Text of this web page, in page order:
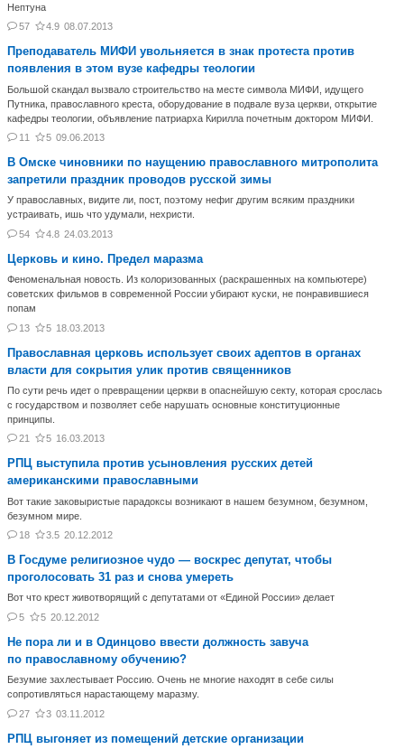
Нептуна
57
4.9 08.07.2013
Преподаватель МИФИ увольняется в знак протеста против
появления в этом вузе кафедры теологии
Большой скандал вызвало строительство на месте символа МИФИ, идущего
Путника, православного креста, оборудование в подвале вуза церкви, открытие
кафедры теологии, объявление патриарха Кирилла почетным доктором МИФИ.
11
5 09.06.2013
В Омске чиновники по наущению православного митрополита
запретили праздник проводов русской зимы
У православных, видите ли, пост, поэтому нефиг другим всяким праздники
устраивать, ишь что удумали, нехристи.
54
4.8 24.03.2013
Церковь и кино. Предел маразма
Феноменальная новость. Из колоризованных (раскрашенных на компьютере)
советских фильмов в современной России убирают куски, не понравившиеся
попам
13
5 18.03.2013
Православная церковь использует своих адептов в органах
власти для сокрытия улик против священников
По сути речь идет о превращении церкви в опаснейшую секту, которая срослась
с государством и позволяет себе нарушать основные конституционные
принципы.
21
5 16.03.2013
РПЦ выступила против усыновления русских детей
американскими православными
Вот такие заковыристые парадоксы возникают в нашем безумном, безумном,
безумном мире.
18
3.5 20.12.2012
В Госдуме религиозное чудо — воскрес депутат, чтобы
проголосовать 31 раз и снова умереть
Вот что крест животворящий с депутатами от «Единой России» делает
5
5 20.12.2012
Не пора ли и в Одинцово ввести должность завуча
по православному обучению?
Безумие захлестывает Россию. Очень не многие находят в себе силы
сопротивляться нарастающему маразму.
27
3 03.11.2012
РПЦ выгоняет из помещений детские организации